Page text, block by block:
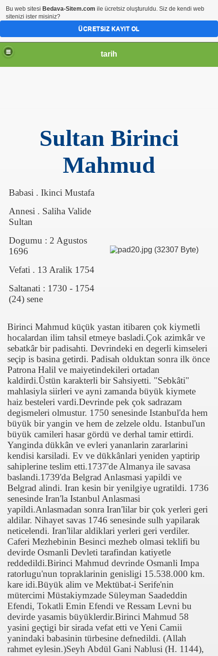
tarih
Sultan Birinci
Mahmud
Babasi . Ikinci Mustafa
Annesi . Saliha Valide
Sultan
Dogumu : 2 Agustos
1696
Vefati . 13 Aralik 1754
Saltanati : 1730 - 1754
(24) sene
Birinci Mahmud küçük yastan itibaren çok kiymetli
hocalardan ilim tahsil etmeye basladi.Çok azimkâr ve
sebatkâr bir padisahti. Devrindeki en degerli kimseleri
seçip is basina getirdi. Padisah olduktan sonra ilk önce
Patrona Halil ve maiyetindekileri ortadan
kaldirdi.Üstün karakterli bir Sahsiyetti. "Sebkâti"
mahlasiyla siirleri ve ayni zamanda büyük kiymete
haiz besteleri vardi.Devrinde pek çok sadrazam
degismeleri olmustur. 1750 senesinde Istanbul'da hem
büyük bir yangin ve hem de zelzele oldu. Istanbul'un
büyük camileri hasar gördü ve derhal tamir ettirdi.
Yanginda dükkân ve evleri yananlarin zararlarini
kendisi karsiladi. Ev ve dükkânlari yeniden yaptirip
sahiplerine teslim etti.1737'de Almanya ile savasa
baslandi.1739'da Belgrad Anlasmasi yapildi ve
Belgrad alindi. Iran kesin bir yenilgiye ugratildi. 1736
senesinde Iran'la Istanbul Anlasmasi
yapildi.Anlasmadan sonra Iran'lilar bir çok yerleri geri
aldilar. Nihayet savas 1746 senesinde sulh yapilarak
neticelendi. Iran'lilar aldiklari yerleri geri verdiler.
Caferi Mezhebinin Besinci mezheb olmasi teklifi bu
devirde Osmanli Devleti tarafindan katiyetle
reddedildi.Birinci Mahmud devrinde Osmanli Impa
ratorlugu'nun topraklarinin genisligi 15.538.000 km.
kare idi.Büyük alim ve Mektübat-i Serife'nin
mütercimi Müstakiymzade Süleyman Saadeddin
Efendi, Tokatli Emin Efendi ve Ressam Levni bu
devirde yasamis büyüklerdir.Birinci Mahmud 58
yasini geçtigi bir sirada vefat etti ve Yeni Camii
yanindaki babasinin türbesine defnedildi. (Allah
rahmet eylesin.)Seyh Abdül Gani Nablusi (H. 1144),
Bu web sitesi Bedava-Sitem.com ile ücretsiz oluşturuldu. Siz de kendi web
sitenizi ister misiniz?
ÜCRETSIZ KAYIT OL